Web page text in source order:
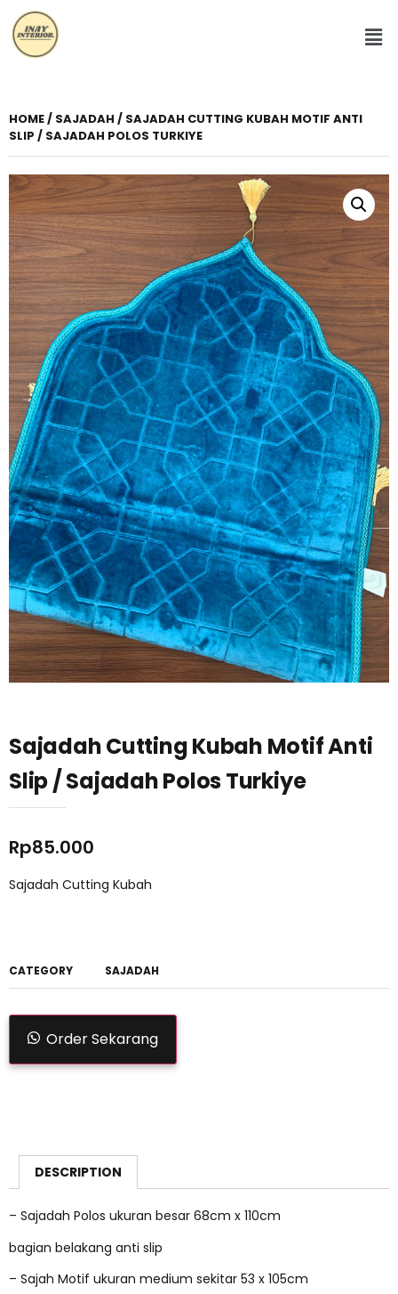
HOME/ SAJADAH / SAJADAH CUTTING KUBAH MOTIF ANTI
SLIP / SAJADAH POLOS TURKIYE
Sajadah Cutting Kubah Motif Anti
Slip / Sajadah Polos Turkiye
Rp85.000
Sajadah Cutting Kubah
CATEGORY SAJADAH
Order Sekarang
DESCRIPTION
– Sajadah Polos ukuran besar 68cm x 110cm
bagian belakang anti slip
– Sajah Motif ukuran medium sekitar 53 x 105cm